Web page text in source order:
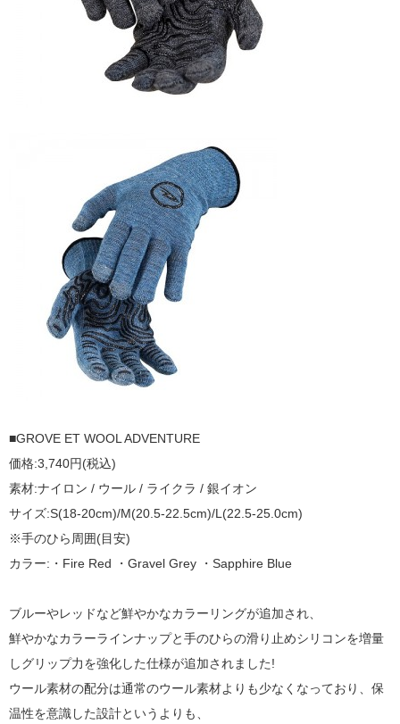
■GROVE ET WOOL ADVENTURE
価格:3,740円(税込)
素材:ナイロン / ウール / ライクラ / 銀イオン
サイズ:S(18-20cm)/M(20.5-22.5cm)/L(22.5-25.0cm)
※手のひら周囲(目安)
カラー:・Fire Red ・Gravel Grey ・Sapphire Blue
ブルーやレッドなど鮮やかなカラーリングが追加され、
鮮やかなカラーラインナップと手のひらの滑り止めシリコンを増量
しグリップ力を強化した仕様が追加されました!
ウール素材の配分は通常のウール素材よりも少なくなっており、保
温性を意識した設計というよりも、